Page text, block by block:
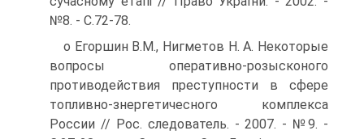
№8. - С.72-78.
о Егоршин В.М., Нигметов Н. А. Некоторые
вопросы оперативно-розысконого
противодействия преступности в сфере
топливно-знергетичесного комплекса
России // Рос. следователь. - 2007. - №9. -